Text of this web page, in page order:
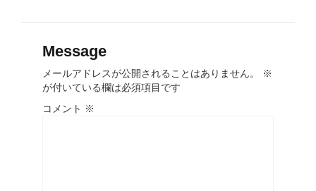
Message
メールアドレスが公開されることはありません。
※
が付いている欄は必須項目です
コメント ※